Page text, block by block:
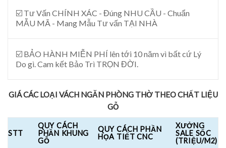
☑️ Tư Vấn CHÍNH XÁC - Đúng NHU CẦU - Chuẩn
MẪU MÃ - Mang Mẫu Tư vấn TẠI NHÀ
☑️ BẢO HÀNH MIỄN PHÍ lên tới 10 năm vì bất cứ Lý
Do gì. Cam kết Bảo Trì TRỌN ĐỜI.
GIÁ CÁC LOẠI VÁCH NGĂN PHÒNG THỜ THEO CHẤT LIỆU
GỖ
STT
QUY CÁCH
PHẦN KHUNG
GỖ
QUY CÁCH PHẦN
HỌA TIẾT CNC
XƯỞNG
SALE SỐC
(TRIỆU/M2)